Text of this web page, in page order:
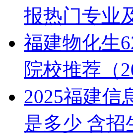
报热门专业
福建物化生
院校推荐（
2025福建信
是多少 含招